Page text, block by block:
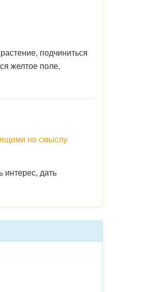
подчиниться
желтое поле,
но смыслу
интерес, дать